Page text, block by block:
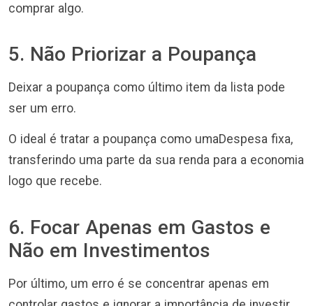
comprar algo.
5. Não Priorizar a Poupança
Deixar a poupança como último item da lista pode
ser um erro.
O ideal é tratar a poupança como umaDespesa fixa,
transferindo uma parte da sua renda para a economia
logo que recebe.
6. Focar Apenas em Gastos e
Não em Investimentos
Por último, um erro é se concentrar apenas em